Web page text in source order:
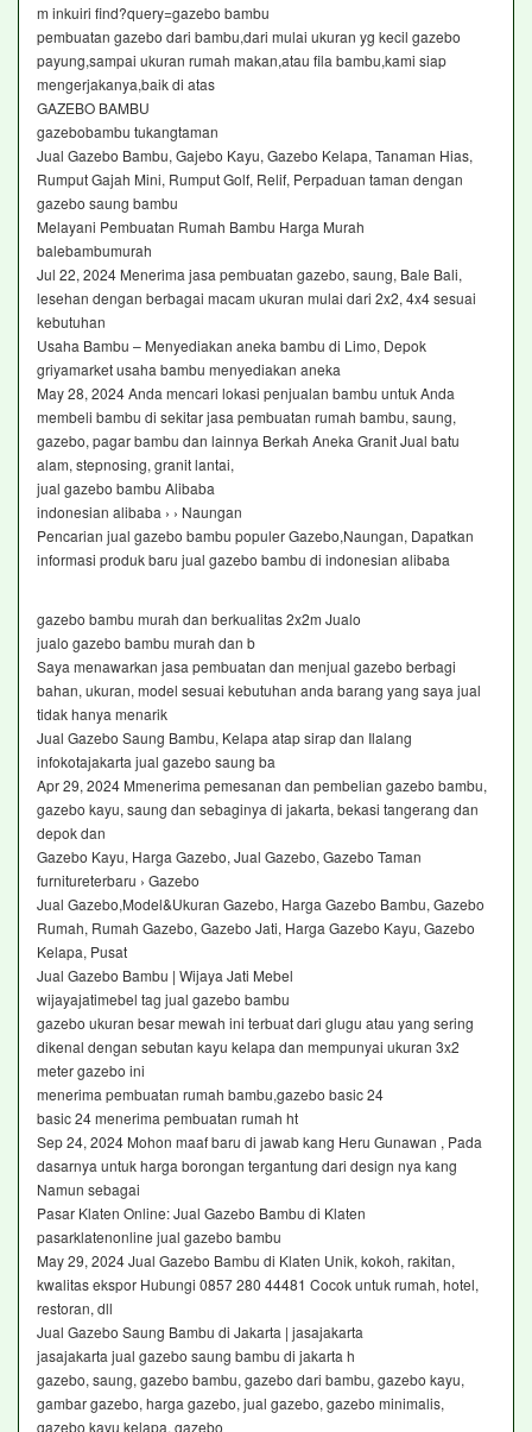
m inkuiri find?query=gazebo bambu
pembuatan gazebo dari bambu,dari mulai ukuran yg kecil gazebo
payung,sampai ukuran rumah makan,atau fila bambu,kami siap
mengerjakanya,baik di atas
GAZEBO BAMBU
gazebobambu tukangtaman
Jual Gazebo Bambu, Gajebo Kayu, Gazebo Kelapa, Tanaman Hias,
Rumput Gajah Mini, Rumput Golf, Relif, Perpaduan taman dengan
gazebo saung bambu
Melayani Pembuatan Rumah Bambu Harga Murah
balebambumurah
Jul 22, 2024 Menerima jasa pembuatan gazebo, saung, Bale Bali,
lesehan dengan berbagai macam ukuran mulai dari 2x2, 4x4 sesuai
kebutuhan
Usaha Bambu – Menyediakan aneka bambu di Limo, Depok
griyamarket usaha bambu menyediakan aneka
May 28, 2024 Anda mencari lokasi penjualan bambu untuk Anda
membeli bambu di sekitar jasa pembuatan rumah bambu, saung,
gazebo, pagar bambu dan lainnya Berkah Aneka Granit Jual batu
alam, stepnosing, granit lantai,
jual gazebo bambu Alibaba
indonesian alibaba › › Naungan
Pencarian jual gazebo bambu populer Gazebo,Naungan, Dapatkan
informasi produk baru jual gazebo bambu di indonesian alibaba
gazebo bambu murah dan berkualitas 2x2m Jualo
jualo gazebo bambu murah dan b
Saya menawarkan jasa pembuatan dan menjual gazebo berbagi
bahan, ukuran, model sesuai kebutuhan anda barang yang saya jual
tidak hanya menarik
Jual Gazebo Saung Bambu, Kelapa atap sirap dan Ilalang
infokotajakarta jual gazebo saung ba
Apr 29, 2024 Mmenerima pemesanan dan pembelian gazebo bambu,
gazebo kayu, saung dan sebaginya di jakarta, bekasi tangerang dan
depok dan
Gazebo Kayu, Harga Gazebo, Jual Gazebo, Gazebo Taman
furnitureterbaru › Gazebo
Jual Gazebo,Model&Ukuran Gazebo, Harga Gazebo Bambu, Gazebo
Rumah, Rumah Gazebo, Gazebo Jati, Harga Gazebo Kayu, Gazebo
Kelapa, Pusat
Jual Gazebo Bambu | Wijaya Jati Mebel
wijayajatimebel tag jual gazebo bambu
gazebo ukuran besar mewah ini terbuat dari glugu atau yang sering
dikenal dengan sebutan kayu kelapa dan mempunyai ukuran 3x2
meter gazebo ini
menerima pembuatan rumah bambu,gazebo basic 24
basic 24 menerima pembuatan rumah ht
Sep 24, 2024 Mohon maaf baru di jawab kang Heru Gunawan , Pada
dasarnya untuk harga borongan tergantung dari design nya kang
Namun sebagai
Pasar Klaten Online: Jual Gazebo Bambu di Klaten
pasarklatenonline jual gazebo bambu
May 29, 2024 Jual Gazebo Bambu di Klaten Unik, kokoh, rakitan,
kwalitas ekspor Hubungi 0857 280 44481 Cocok untuk rumah, hotel,
restoran, dll
Jual Gazebo Saung Bambu di Jakarta | jasajakarta
jasajakarta jual gazebo saung bambu di jakarta h
gazebo, saung, gazebo bambu, gazebo dari bambu, gazebo kayu,
gambar gazebo, harga gazebo, jual gazebo, gazebo minimalis,
gazebo kayu kelapa, gazebo